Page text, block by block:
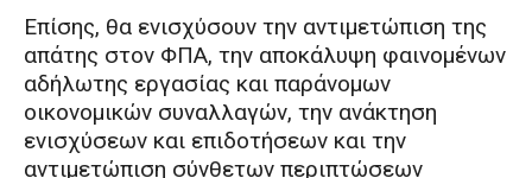
Επίσης, θα ενισχύσουν την αντιμετώπιση της
απάτης στον ΦΠΑ, την αποκάλυψη φαινομένων
αδήλωτης εργασίας και παράνομων
οικονομικών συναλλαγών, την ανάκτηση
ενισχύσεων και επιδοτήσεων και την
αντιμετώπιση σύνθετων περιπτώσεων